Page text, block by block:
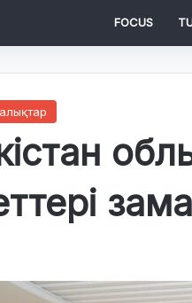
FOCUS